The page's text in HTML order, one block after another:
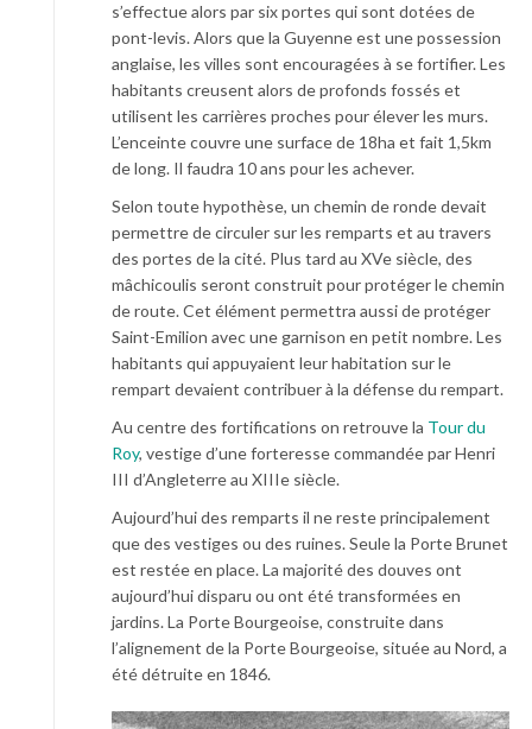
s’effectue alors par six portes qui sont dotées de
pont-levis. Alors que la Guyenne est une possession
anglaise, les villes sont encouragées à se fortifier. Les
habitants creusent alors de profonds fossés et
utilisent les carrières proches pour élever les murs.
L’enceinte couvre une surface de 18ha et fait 1,5km
de long. Il faudra 10 ans pour les achever.
Selon toute hypothèse, un chemin de ronde devait
permettre de circuler sur les remparts et au travers
des portes de la cité. Plus tard au XVe siècle, des
mâchicoulis seront construit pour protéger le chemin
de route. Cet élément permettra aussi de protéger
Saint-Emilion avec une garnison en petit nombre. Les
habitants qui appuyaient leur habitation sur le
rempart devaient contribuer à la défense du rempart.
Au centre des fortifications on retrouve la Tour du
Roy, vestige d’une forteresse commandée par Henri
III d’Angleterre au XIIIe siècle.
Aujourd’hui des remparts il ne reste principalement
que des vestiges ou des ruines. Seule la Porte Brunet
est restée en place. La majorité des douves ont
aujourd’hui disparu ou ont été transformées en
jardins. La Porte Bourgeoise, construite dans
l’alignement de la Porte Bourgeoise, située au Nord, a
été détruite en 1846.